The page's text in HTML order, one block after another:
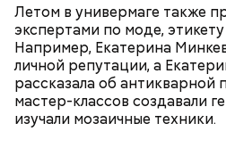
Летом в универмаге также
экспертами по моде, этикету
Например, Екатерина
личной репутации, а
рассказала об антикварной
мастер-классов создавали
изучали мозаичные техники.
Теплый Стан;
Парк победы;
Долину реки Сетунь;
Парк Фили;
Парк Покровское-
Тимирязевский парк.